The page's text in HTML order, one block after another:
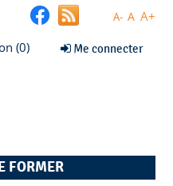
A- A A+
Me connecter
FORMER